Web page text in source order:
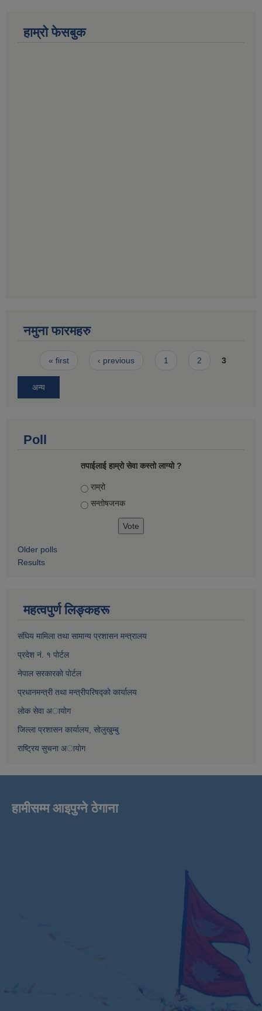
हाम्राे फेसबुक
नमुना फारमहरु
Pages
« first ‹ previous 1 2 3
अन्य
Poll
तपाईलाई हाम्रो सेवा कस्तो लाग्यो ?
Choices
राम्रो
सन्तोषज‍नक
Older polls
Results
महत्वपुर्ण लिङ्कहरू
संघिय मामिला तथा सामान्य प्रशासन मन्त्रालय
प्रदेश नं. १ पाेर्टल
नेपाल सरकारकाे पाेर्टल
प्रधानमन्त्री तथा मन्त्रीपरिषद्काे कार्यालय
लाेक सेवा अायाेग
जिल्ला प्रशासन कार्यालय, साेलुखुम्बु
राष्ट्रिय सुचना अायाेग
हामीसम्म आइपुग्ने ठेगाना